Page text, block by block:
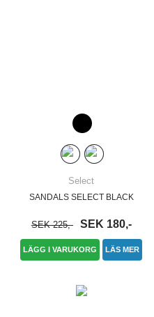
Select
SANDALS SELECT BLACK
SEK 225,- SEK 180,-
LÄGG I VARUKORG LÄS MER